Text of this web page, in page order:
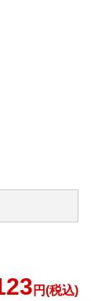
円(税込)